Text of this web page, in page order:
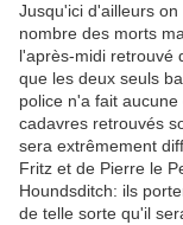
Jusqu'ici d'ailleurs
nombre des morts
l'après-midi retrouvé
que les deux seuls
police n'a fait
cadavres retrouvés
sera extrêmement
Fritz et de Pierre le
Houndsditch: ils
de telle sorte qu'il